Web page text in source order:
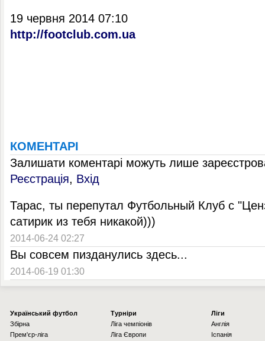
19 червня 2014 07:10
http://footclub.com.ua
КОМЕНТАРІ
Залишати коментарі можуть лише
Реєстрація, Вхід
Тарас, ты перепутал Футбольный Клуб с
сатирик из тебя никакой)))
2014-06-24 02:27
Вы совсем пизданулись здесь...
2014-06-19 01:30
Українcький футбол
Збірна
Прем'єр-ліга
Турніри
Ліга чемпіонів
Ліга Європи
Ліги
Англія
Іспанія